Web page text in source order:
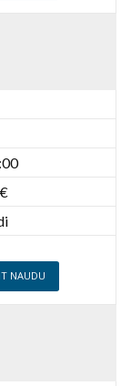
NAUDU